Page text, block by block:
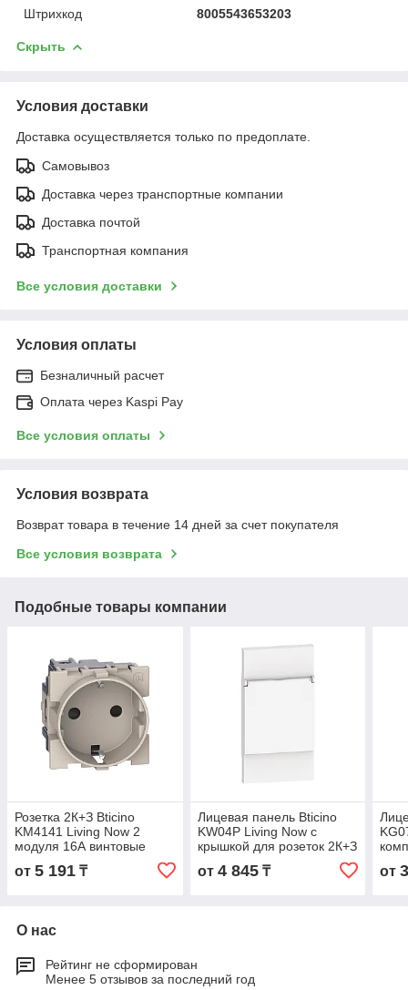
Штрихкод
8005543653203
Скрыть
Условия доставки
Доставка осуществляется только по предоплате.
Самовывоз
Доставка через транспортные компании
Доставка почтой
Транспортная компания
Все условия доставки
Условия оплаты
Безналичный расчет
Оплата через Kaspi Pay
Все условия оплаты
Условия возврата
Возврат товара в течение 14 дней за счет покупателя
Все условия возврата
Подобные товары компании
Розетка 2К+З Bticino
KM4141 Living Now 2
модуля 16А винтовые
клеммы песочный
от 5 191 ₸
Лицевая панель Bticino
KW04P Living Now с
крышкой для розеток 2К+З
2 модуля белый
от 4 845₸ от
О нас
Рейтинг не сформирован
Менее 5 отзывов за последний год